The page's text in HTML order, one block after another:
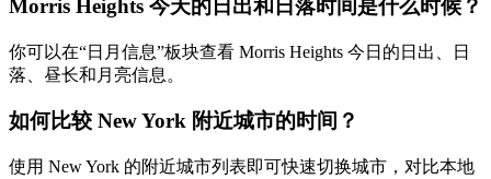
Morris Heights 今天的日出和日落时间是什么时候？
你可以在“日月信息”板块查看 Morris Heights 今日的日出、日
落、昼长和月亮信息。
如何比较 New York 附近城市的时间？
使用 New York 的附近城市列表即可快速切换城市，对比本地